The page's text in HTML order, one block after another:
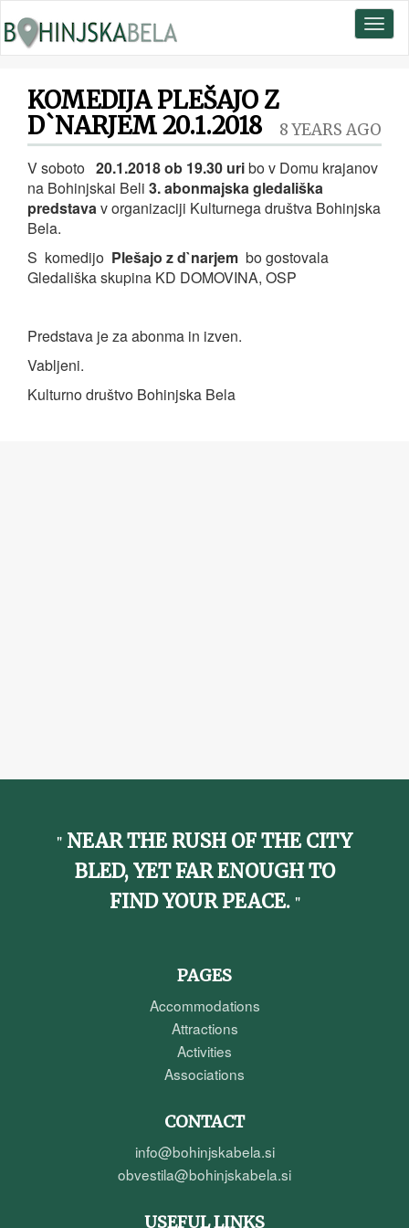
KOMEDIJA PLEŠAJO Z
D`NARJEM 20.1.2018
8 YEARS AGO
V soboto 20.1.2018 ob 19.30 uribo v Domu krajanov
na Bohinjskai Beli 3. abonmajska gledališka
predstavav organizaciji Kulturnega društva Bohinjska
Bela.
S komedijo Plešajo z d`narjem bo gostovala
Gledališka skupina KD DOMOVINA, OSP
Predstava je za abonma in izven.
Vabljeni.
Kulturno društvo Bohinjska Bela
NEAR THE RUSH OF THE CITY
BLED, YET FAR ENOUGH TO
FIND YOUR PEACE.
PAGES
Accommodations
Attractions
Activities
Associations
CONTACT
info@bohinjskabela.si
obvestila@bohinjskabela.si
USEFUL LINKS